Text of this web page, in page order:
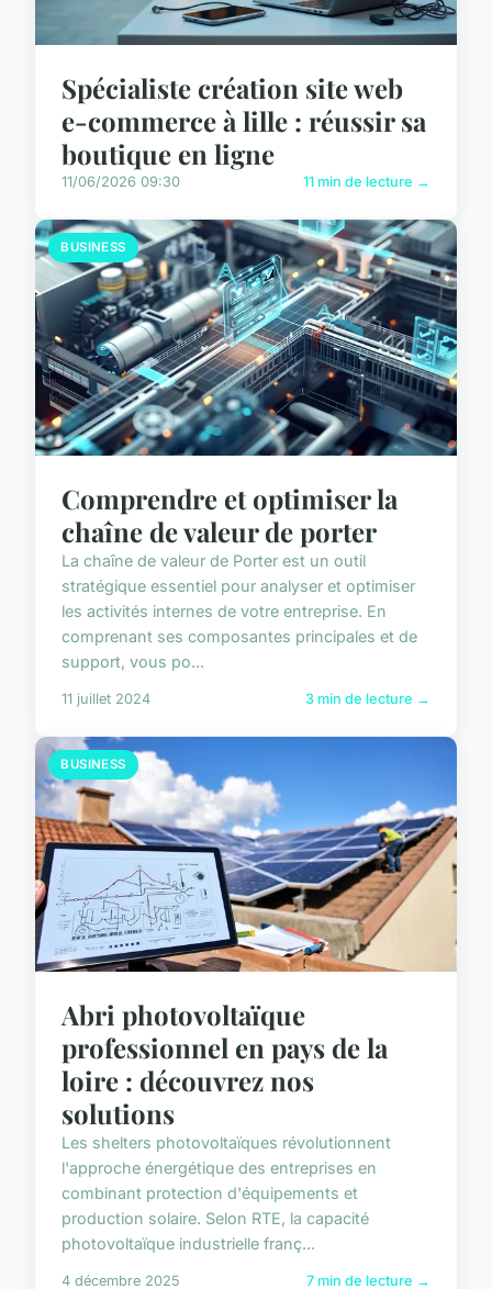
Spécialiste création site web
e-commerce à lille : réussir sa
boutique en ligne
11/06/2026 09:30 11 min de lecture →
BUSINESS
Comprendre et optimiser la
chaîne de valeur de porter
La chaîne de valeur de Porter est un outil
stratégique essentiel pour analyser et optimiser
les activités internes de votre entreprise. En
comprenant ses composantes principales et de
support, vous po...
11 juillet 2024 3 min de lecture →
BUSINESS
Abri photovoltaïque
professionnel en pays de la
loire : découvrez nos
solutions
Les shelters photovoltaïques révolutionnent
l'approche énergétique des entreprises en
combinant protection d'équipements et
production solaire. Selon RTE, la capacité
photovoltaïque industrielle franç...
4 décembre 2025 7 min de lecture →